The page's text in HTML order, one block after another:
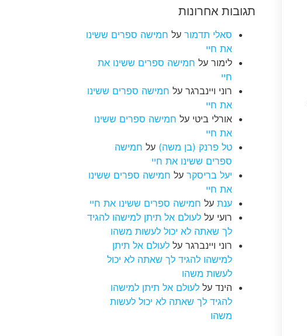
תגובות אחרונות
סאלי תדמורעל חמישה ספרים ששינו
את חיי
לימורעל חמישה ספרים ששינו את
חיי
רוני ויינברגרעל חמישה ספרים ששינו
את חיי
אורלי ביטי על חמישה ספרים ששינו
את חיי
טל פרנק (בן משה) על חמישה
ספרים ששינו את חיי
יעל בריסקרעל חמישה ספרים ששינו
את חיי
ענתעל חמישה ספרים ששינו את חיי
רועי על לעולם אל תיתן למישהו להגיד
לך שאתה לא יכול לעשות משהו
רוני ויינברגרעל לעולם אל תיתן
למישהו להגיד לך שאתה לא יכול
לעשות משהו
הינדעל לעולם אל תיתן למישהו
להגיד לך שאתה לא יכול לעשות
משהו